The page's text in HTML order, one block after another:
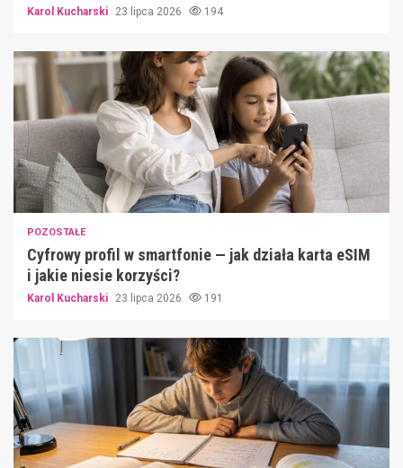
Karol Kucharski 23 lipca 2026 194
POZOSTAŁE
Cyfrowy profil w smartfonie — jak działa karta eSIM
i jakie niesie korzyści?
Karol Kucharski 23 lipca 2026 191